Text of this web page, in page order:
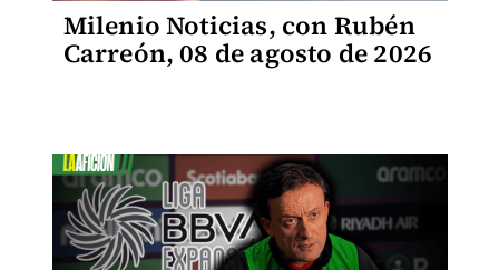
Milenio Noticias, con Rubén
Carreón, 08 de agosto de 2026